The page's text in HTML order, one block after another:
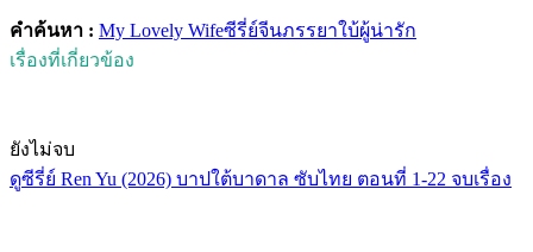
คำค้นหา : My Lovely Wifeซีรี่ย์จีนภรรยาใบ้ผู้น่ารัก
เรื่องที่เกี่ยวข้อง
ยังไม่จบ
ดูซีรี่ย์ Ren Yu (2026) บาปใต้บาดาล ซับไทย ตอนที่ 1-22 จบเรื่อง